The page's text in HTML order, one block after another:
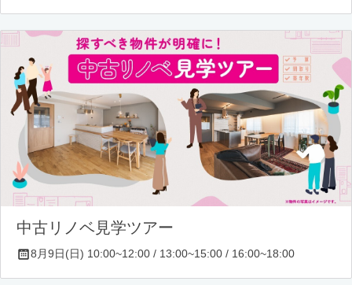
中古リノベ見学ツアー
8月9日(日) 10:00~12:00 / 13:00~15:00 / 16:00~18:00